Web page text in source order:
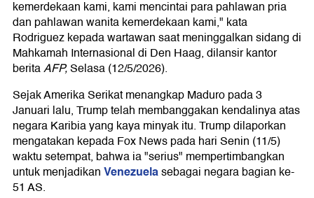
kemerdekaan kami, kami mencintai para pahlawan pria
dan pahlawan wanita kemerdekaan kami," kata
Rodriguez kepada wartawan saat meninggalkan sidang di
Mahkamah Internasional di Den Haag, dilansir kantor
beritaAFP,Selasa (12/5/2026).
Sejak Amerika Serikat menangkap Maduro pada 3
Januari lalu, Trump telah membanggakan kendalinya atas
negara Karibia yang kaya minyak itu. Trump dilaporkan
mengatakan kepada Fox News pada hari Senin (11/5)
waktu setempat, bahwa ia "serius" mempertimbangkan
untuk menjadikanVenezuelasebagai negara bagian ke-
51 AS.